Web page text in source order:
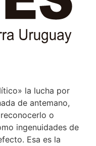
la lucha por
de antemano,
o
ingenuidades de
Esa es la